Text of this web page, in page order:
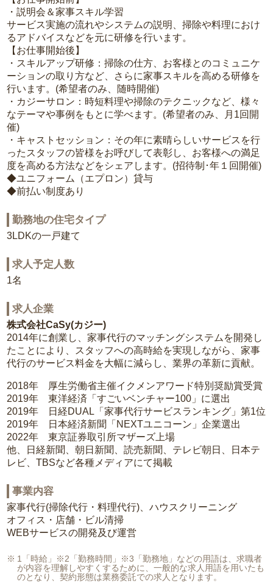
・説明会＆家事スキル学習
サービス実施の流れやシステムの説明、掃除や料理におけ
るアドバイスなどを元に研修を行います。
【お仕事開始後】
・スキルアップ研修：掃除の仕方、お客様とのコミュニケ
ーションの取り方など、さらに家事スキルを高める研修を
行います。(希望者のみ、随時開催)
・カジーサロン：時短料理や掃除のテクニックなど、様々
なテーマや事例をもとに学べます。(希望者のみ、月1回開
催)
・キャストセッション：その年に素晴らしいサービスを行
ったスタッフの皆様をお呼びして表彰し、お客様への満足
度を高める方法などをシェアします。(招待制･年１回開催)
◆ユニフォーム（エプロン）貸与
◆前払い制度あり
勤務地の住宅タイプ
3LDKの一戸建て
求人予定人数
1名
求人企業
株式会社CaSy(カジー)
2014年に創業し、家事代行のマッチングシステムを開発し
たことにより、スタッフへの高時給を実現しながら、家事
代行のサービス料金を大幅に減らし、業界の革新に貢献。
2018年 厚生労働省主催イクメンアワード特別奨励賞受賞
2019年 東洋経済「すごいベンチャー100」に選出
2019年 日経DUAL「家事代行サービスランキング」第1位
2019年 日本経済新聞「NEXTユニコーン」企業選出
2022年 東京証券取引所マザーズ上場
他、日経新聞、朝日新聞、読売新聞、テレビ朝日、日本テ
レビ、TBSなど各種メディアにて掲載
事業内容
家事代行(掃除代行・料理代行)、ハウスクリーニング
オフィス・店舗・ビル清掃
WEBサービスの開発及び運営
1「時給」※2「勤務時間」※3「勤務地」などの用語は、求職者
が内容を理解しやすくするために、一般的な求人用語を用いたも
のとなり、契約形態は業務委託での求人となります。